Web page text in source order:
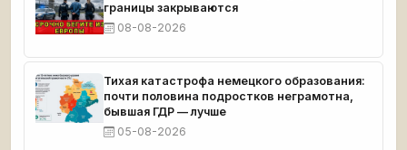
границы закрываются
08-08-2026
Тихая катастрофа немецкого образования:
почти половина подростков неграмотна,
бывшая ГДР — лучше
05-08-2026